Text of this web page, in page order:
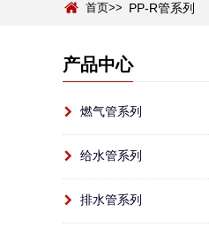
首页>> PP-R管系列
产品中心
燃气管系列
给水管系列
排水管系列